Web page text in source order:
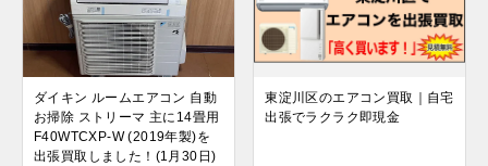
ダイキン ルームエアコン 自動
お掃除 ストリーマ 主に14畳用
F40WTCXP-W (2019年製)を
出張買取しました！(1月30日)
東淀川区のエアコン買取｜自宅
出張でラクラク即現金